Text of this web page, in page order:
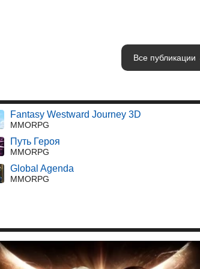
Все
Fantasy Westward Journey 3D
MMORPG
Путь Героя
MMORPG
Global Agenda
MMORPG